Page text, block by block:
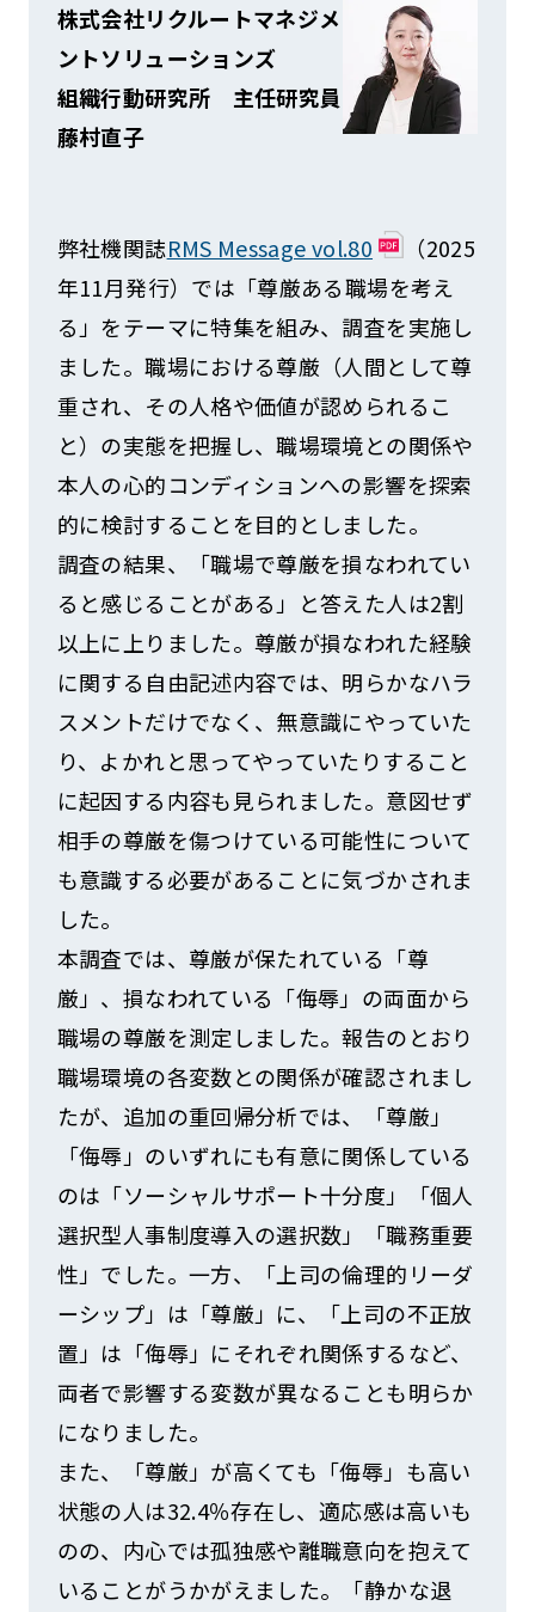
株式会社リクルートマネジメ
ントソリューションズ
組織行動研究所 主任研究員
藤村直子
弊社機関誌RMS Message vol.80
（2025
年11月発行）では「尊厳ある職場を考え
る」をテーマに特集を組み、調査を実施し
ました。職場における尊厳（人間として尊
重され、その人格や価値が認められるこ
と）の実態を把握し、職場環境との関係や
本人の心的コンディションへの影響を探索
的に検討することを目的としました。
調査の結果、「職場で尊厳を損なわれてい
ると感じることがある」と答えた人は2割
以上に上りました。尊厳が損なわれた経験
に関する自由記述内容では、明らかなハラ
スメントだけでなく、無意識にやっていた
り、よかれと思ってやっていたりすること
に起因する内容も見られました。意図せず
相手の尊厳を傷つけている可能性について
も意識する必要があることに気づかされま
した。
本調査では、尊厳が保たれている「尊
厳」、損なわれている「侮辱」の両面から
職場の尊厳を測定しました。報告のとおり
職場環境の各変数との関係が確認されまし
たが、追加の重回帰分析では、「尊厳」
「侮辱」のいずれにも有意に関係している
のは「ソーシャルサポート十分度」「個人
選択型人事制度導入の選択数」「職務重要
性」でした。一方、「上司の倫理的リーダ
ーシップ」は「尊厳」に、「上司の不正放
置」は「侮辱」にそれぞれ関係するなど、
両者で影響する変数が異なることも明らか
になりました。
また、「尊厳」が高くても「侮辱」も高い
状態の人は32.4％存在し、適応感は高いも
のの、内心では孤独感や離職意向を抱えて
いることがうかがえました。「静かな退